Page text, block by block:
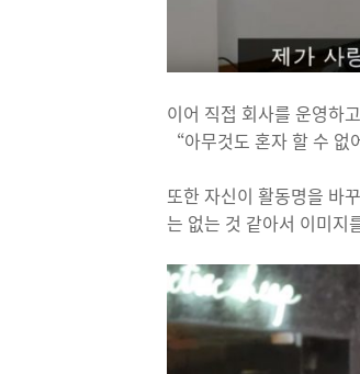
이어 직접 회사를 운영하
“아무것도 혼자 할 수
또한 자신이 활동명을
는 없는 것 같아서 이미